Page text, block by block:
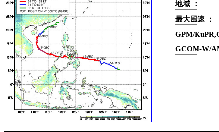
地域 ：
最大風速 ：
GPM/
GCOM-W/